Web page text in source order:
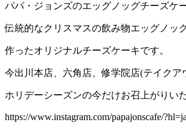
パパ・ジョンズのエッグノッグチーズケ
伝統的なクリスマスの飲み物エッグノッ
作ったオリジナルチーズケーキです。
今出川本店、六角店、修学院店(テイクア
ホリデーシーズンの今だけお召上がりい
https://www.instagram.com/papajonscafe/